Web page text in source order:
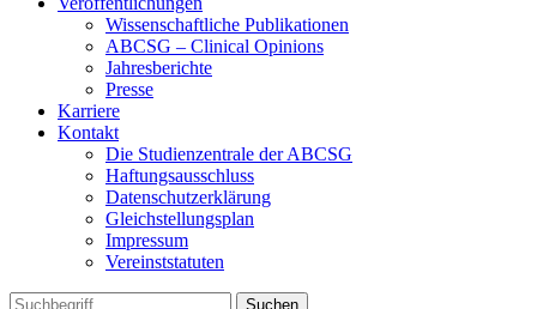
Wissenschaftliche Publikationen
ABCSG – Clinical Opinions
Jahresberichte
Presse
Karriere
Kontakt
Die Studienzentrale der ABCSG
Haftungsausschluss
Datenschutzerklärung
Gleichstellungsplan
Impressum
Vereinststatuten